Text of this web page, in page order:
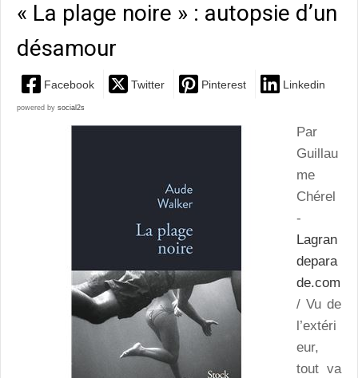
« La plage noire » : autopsie d’un
désamour
Facebook Twitter Pinterest Linkedin
powered by social2s
Par
Guillau
me
Chérel
-
Lagran
depara
de.com
/ Vu de
l’extéri
eur,
tout va